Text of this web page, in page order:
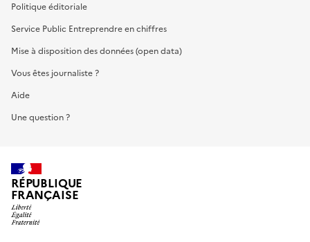
Politique éditoriale
Service Public Entreprendre en chiffres
Mise à disposition des données (open data)
Vous êtes journaliste ?
Aide
Une question ?
RÉPUBLIQUE
FRANÇAISE